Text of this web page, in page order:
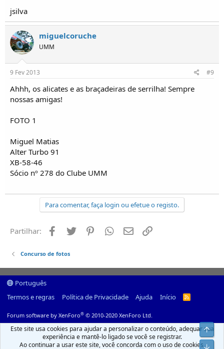
jsilva
miguelcoruche
UMM
9 Fev 2013 #9
Ahhh, os alicates e as braçadeiras de serrilha! Sempre
nossas amigas!
FOTO 1
Miguel Matias
Alter Turbo 91
XB-58-46
Sócio nº 278 do Clube UMM
Para comentar, faça login ou efetue o registo.
Partilhar: Facebook
Twitter PinterestWhatsapp
Email
Concurso de fotos
Português
Termos e regras
Política de Privacidade Ajuda Início
R
Forum software by XenForo® © 2010-2020 XenForo Ltd.
Este site usa cookies para ajudar a personalizar o conteúdo, adequar sua
experiência e mantê-lo ligado se você se registrar.
Ao continuar a usar este site, você concorda com o uso de cookies.
Top